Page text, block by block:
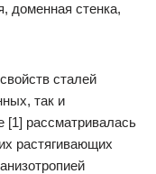
доменная стенка,
сталей
так и
[1] рассматривалась
растягивающих